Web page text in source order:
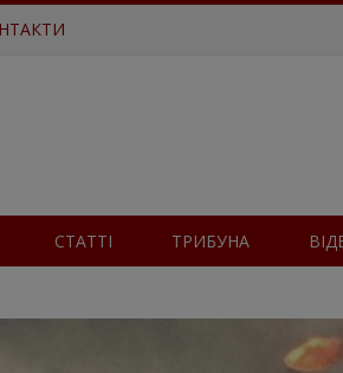
СТАТТІ ТРИБУНА